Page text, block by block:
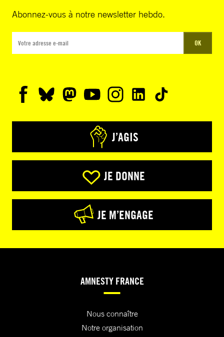
Abonnez-vous à notre newsletter hebdo.
OK
J’AGIS
JE DONNE
JE M’ENGAGE
AMNESTY FRANCE
Nous connaître
Notre organisation